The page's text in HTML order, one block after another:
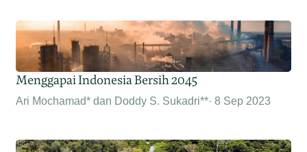
Menggapai Indonesia Bersih 2045
Ari Mochamad* dan Doddy S. Sukadri** 8 Sep 2023